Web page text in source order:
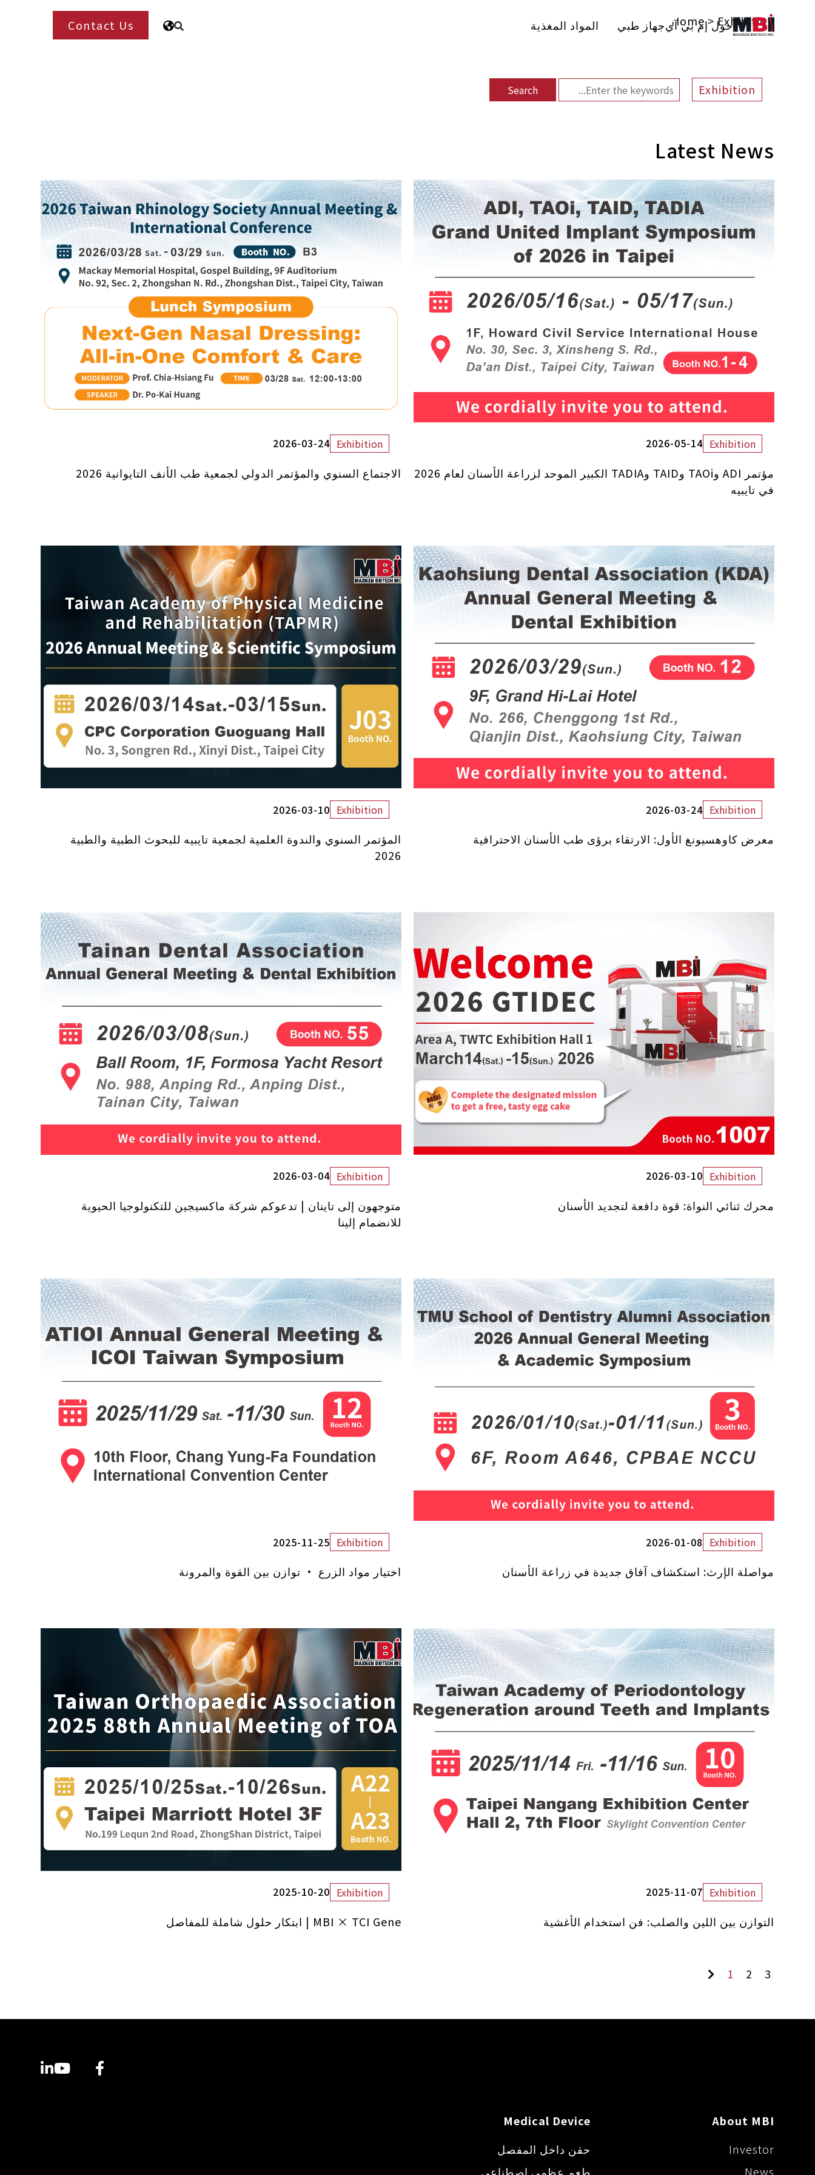
حول إم بي آيجهاز طبي المواد المغذية Contact Us
NEWSHome>Exhibition
Exhibition
Search
Latest News
Exhibition
2026-05-14
مؤتمر ADI وTAOi وTAID وTADIA الكبير الموحد لزراعة الأسنان لعام 2026
في تايبيه
Exhibition
2026-03-24
الاجتماع السنوي والمؤتمر الدولي لجمعية طب الأنف التايوانية 2026
Exhibition
2026-03-24
معرض كاوهسيونغ الأول: الارتقاء برؤى طب الأسنان الاحترافية
Exhibition
2026-03-10
المؤتمر السنوي والندوة العلمية لجمعية تايبيه للبحوث الطبية والطبية
2026
Exhibition
2026-03-10
محرك ثنائي النواة: قوة دافعة لتجديد الأسنان
Exhibition
2026-03-04
متوجهون إلى تاينان | تدعوكم شركة ماكسيجين للتكنولوجيا الحيوية
للانضمام إلينا
Exhibition
2026-01-08
مواصلة الإرث: استكشاف آفاق جديدة في زراعة الأسنان
Exhibition
2025-11-25
اختيار مواد الزرع · توازن بين القوة والمرونة
Exhibition
2025-11-07
التوازن بين اللين والصلب: فن استخدام الأغشية
Exhibition
2025-10-20
MBI × TCI Gene | ابتكار حلول شاملة للمفاصل
1 2 3
About MBI
Investor
News
Medical Device
حقن داخل المفصل
طعم عظمي اصطناعي